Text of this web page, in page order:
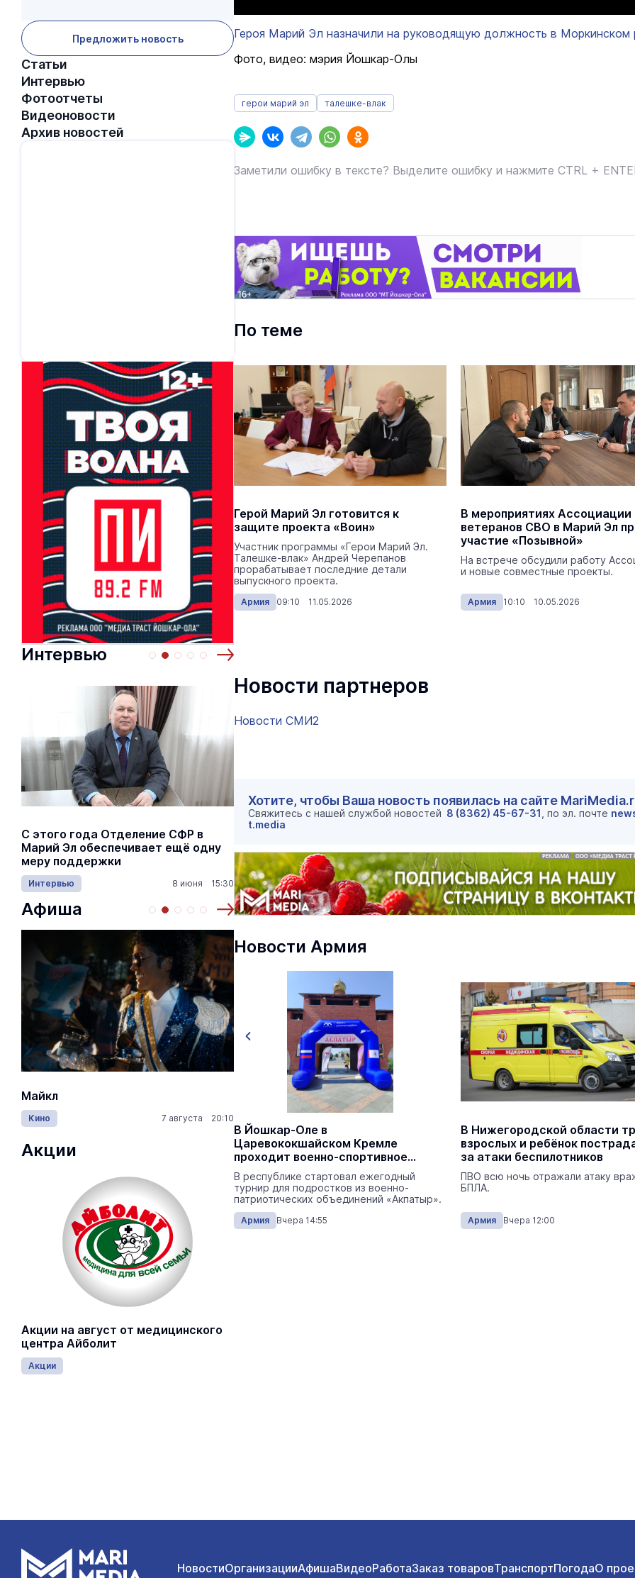
Предложить новость
Статьи
Интервью
Фотоотчеты
Видеоновости
Архив новостей
Интервью
С этого года Отделение СФР в
Марий Эл обеспечивает ещё одну
меру поддержки
Интервью 8 июня 15:30
лёгких спектаклей»
Культура 18 марта 11:05
Как узнать на законных
кто собственник
Интервью
Афиша
Майкл
Кино 7 августа 20:10
Лида / Lida
На ощупь. Путеводитель
лабиринту
Акции
Акции на август от медицинского
центра Айболит
Акции
Героя Марий Эл назначили на руководящую должность в Моркинском
Фото, видео: мэрия Йошкар-Олы
герои марий эл талешке-влак
Заметили ошибку в тексте? Выделите ошибку и нажмите CTRL +
По теме
Герой Марий Эл готовится к
защите проекта «Воин»
Участник программы «Герои Марий Эл.
Талешке-влак» Андрей Черепанов
прорабатывает последние детали
выпускного проекта.
Армия 09:10 11.05.2026
В мероприятиях Ассоциации
ветеранов СВО в Марий Эл
участие «Позывной»
На встрече обсудили работу
и новые совместные проекты.
Армия 10:10 10.05.2026
Новости партнеров
Новости СМИ2
Хотите, чтобы Ваша новость появилась на сайте
Свяжитесь с нашей службой новостей 8 (8362) 45-67-31 , по эл. почте
t.media
Новости Армия
В Советском районе провожают в
последний путь старшего
Сегодня в 11:30 в селе Вятское у
обелиска павшим воинам состоится
траурный митинг.
Сегодня 10:45
В Йошкар-Оле в
Царевококшайском Кремле
проходит военно-спортивное
многоборье
В республике стартовал ежегодный
турнир для подростков из военно-
патриотических объединений «Акпатыр».
Армия Вчера 14:55
В Нижегородской области
взрослых и ребёнок
за атаки беспилотников
ПВО всю ночь отражали атаку
БПЛА.
Армия Вчера 12:00
В марийском лесу засекли
поздравят своих питомцев с
праздником
Общество
НовостиОрганизацииАфишаВидеоРаботаЗаказ товаровТранспортПогодаО